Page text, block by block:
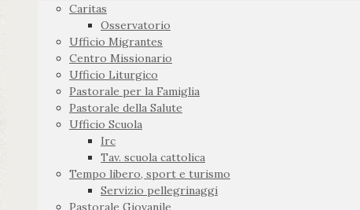
Caritas
Osservatorio
Ufficio Migrantes
Centro Missionario
Ufficio Liturgico
Pastorale per la Famiglia
Pastorale della Salute
Ufficio Scuola
Irc
Tav. scuola cattolica
Tempo libero, sport e turismo
Servizio pellegrinaggi
Pastorale Giovanile